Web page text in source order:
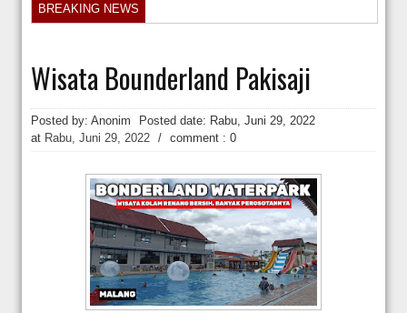
BREAKING NEWS
KPK Periksa Mantan Stafsus Menag Gus Yaqut terkait Kasus Kuota
Hakim Kabulkan Sebagian Gugatan Praperadilan Roy Suryo
Wisata Bounderland Pakisaji
Posted by: Anonim Posted date: Rabu, Juni 29, 2022
at Rabu, Juni 29, 2022 / comment : 0